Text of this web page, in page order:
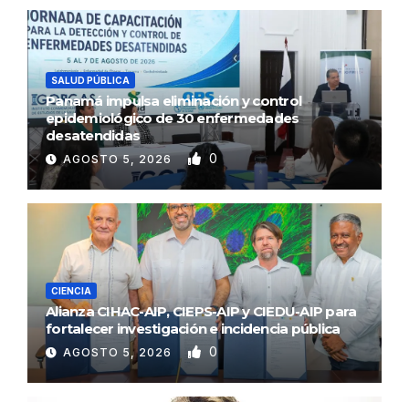
SALUD PÚBLICA
Panamá impulsa eliminación y control
epidemiológico de 30 enfermedades
desatendidas
AGOSTO 5, 2026 0
CIENCIA
Alianza CIHAC-AIP, CIEPS-AIP y CIEDU-AIP para
fortalecer investigación e incidencia pública
AGOSTO 5, 2026 0